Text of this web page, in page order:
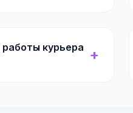
курьера